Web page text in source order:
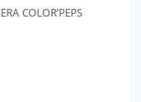
COLOR’PEPS